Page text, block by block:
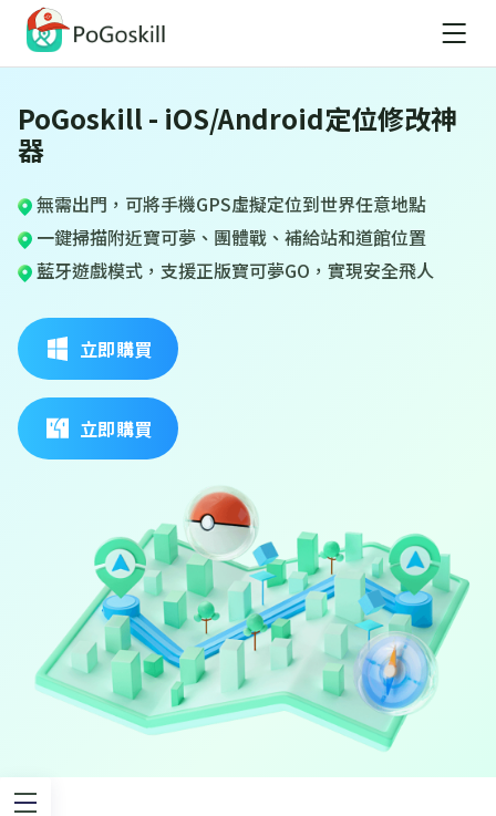
PoGoskill - iOS/Android定位修改神
器
無需出門，可將手機GPS虛擬定位到世界任意地點
一鍵掃描附近寶可夢、團體戰、補給站和道館位置
藍牙遊戲模式，支援正版寶可夢GO，實現安全飛人
立即購買
立即購買